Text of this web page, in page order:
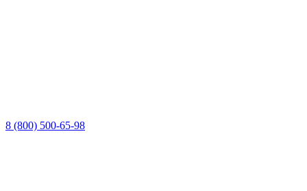
8 (800) 500-65-98